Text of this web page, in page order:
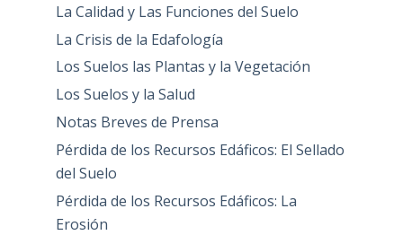
La Calidad y Las Funciones del Suelo
La Crisis de la Edafología
Los Suelos las Plantas y la Vegetación
Los Suelos y la Salud
Notas Breves de Prensa
Pérdida de los Recursos Edáficos: El Sellado
del Suelo
Pérdida de los Recursos Edáficos: La
Erosión